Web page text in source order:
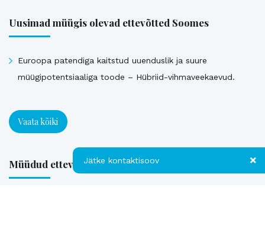
Uusimad müügis olevad ettevõtted Soomes
Euroopa patendiga kaitstud uuenduslik ja suure
müügipotentsiaaliga toode – Hübriid-vihmaveekaevud.
Vaata kõiki
Müüdud ettevõttedJätke kontaktisoov